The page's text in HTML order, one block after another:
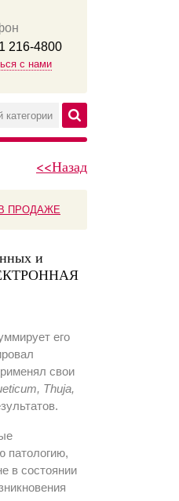
216-4800
с нами
категории
<<Назад
ПРОДАЖЕ
и
его
свои
Thuja,
патологию,
в состоянии